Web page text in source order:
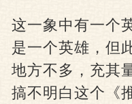
这一象中有一个
是一个英雄，但
地方不多，充其
搞不明白这个《